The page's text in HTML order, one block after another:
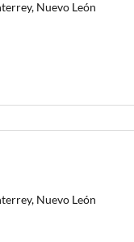
Nuevo León
Nuevo León